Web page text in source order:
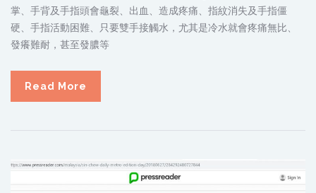
掌、手背及手指頭會龜裂、出血、造成疼痛、指紋消失及手指僵
硬、手指活動困難、只要雙手接觸水，尤其是冷水就會疼痛無比、
發癢難耐，甚至發膿等
Read More